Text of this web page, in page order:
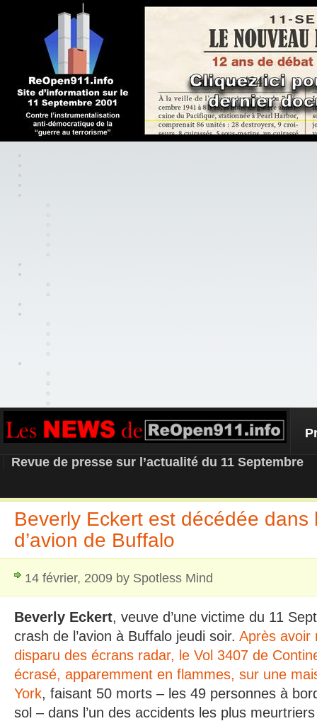
REOPEN911 – NEWS
Revue de presse sur l’actualité du 11 Septembre
Beverly Eckert est décédée dans
d’avion de Buffalo
14 février, 2009 by Spotless Mind
Beverly Eckert, veuve d’une victime du 11
crash de l’avion à Buffalo jeudi soir. Après avoir
disparu des écrans radar, le Vol 3407 de
écrasé, apparemment en flammes, sur une
York, faisant 50 morts – les 49 personnes à
sol – dans l’un des accidents les plus